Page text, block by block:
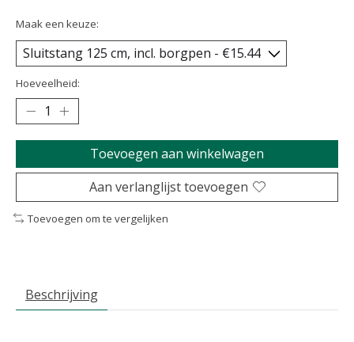
Maak een keuze:
Hoeveelheid:
Toevoegen aan winkelwagen
Aan verlanglijst toevoegen
Toevoegen om te vergelijken
Beschrijving